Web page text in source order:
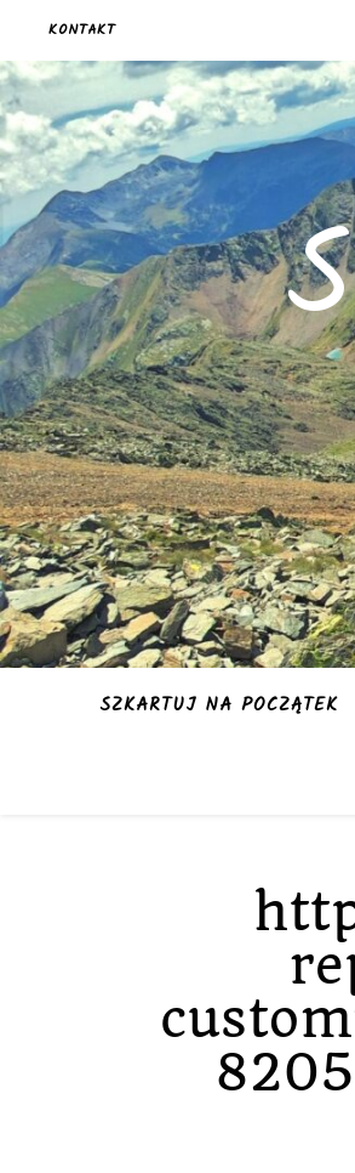
KONTAKT
SZKARTUJ NA POCZĄTEK